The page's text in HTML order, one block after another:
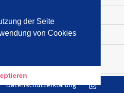
der Seite
von Cookies
von Kollegah
House" (auf Englisch) von
Datenschutzerklärung